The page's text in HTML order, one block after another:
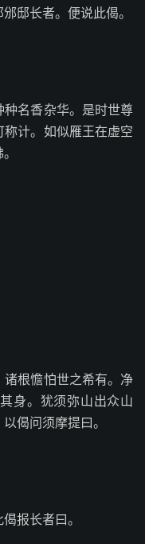
邸长者。便说此偈。
名香杂华。是时世尊
计。如似雁王在虚空
根憺怕世之希有。净
身。犹须弥山出众山
偈问须摩提曰。
报长者曰。